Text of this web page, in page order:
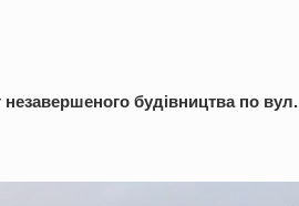
незавершеного будівництва по вул.